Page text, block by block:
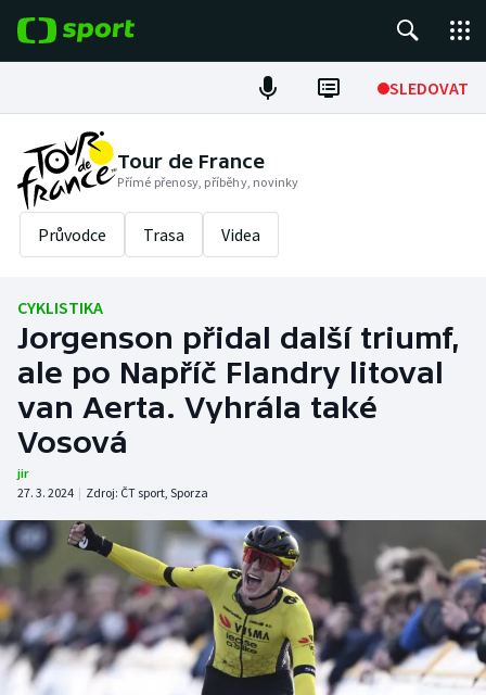
SLEDOVAT
Fotbal
Hokej
Tenis
Cyklistika
DALŠÍ SPORTY
Americký fotbal
Baseball a softbal
Basketbal
Biatlon
Boby a skeleton
NEPŘEHLÉDNĚTE
Soutěže
Historické návraty
Aplikace ČT sport
AZ kvíz
Tour de France
Přímé přenosy, příběhy, novinky
Průvodce Trasa Videa
CYKLISTIKA
Jorgenson přidal další triumf,
ale po Napříč Flandry litoval
van Aerta. Vyhrála také
Vosová
jir
27. 3. 2024 | Zdroj: ČT sport, Sporza